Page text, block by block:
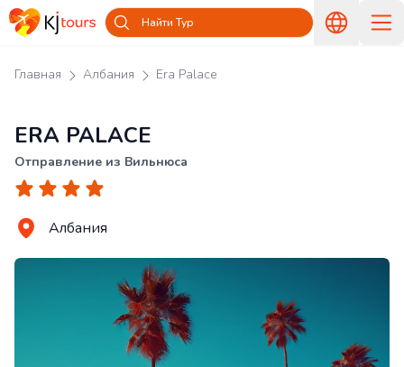
Найти Тур
Главная Албания Era Palace
ERA PALACE
Отправление из Вильнюса
Албания